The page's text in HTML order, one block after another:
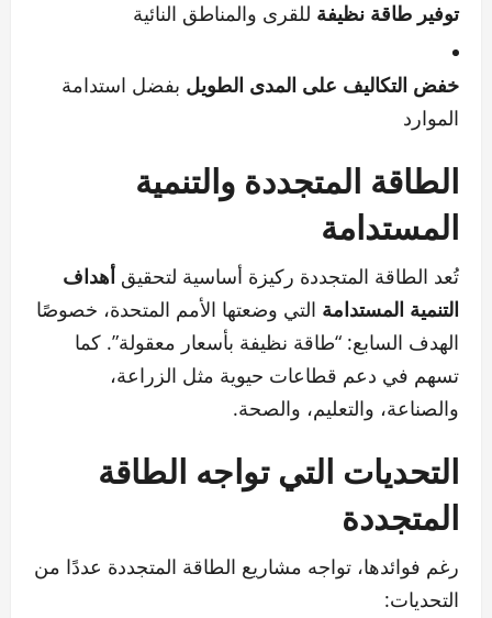
توفير طاقة نظيفة للقرى والمناطق النائية
خفض التكاليف على المدى الطويل بفضل استدامة
الموارد
الطاقة المتجددة والتنمية
المستدامة
تُعد الطاقة المتجددة ركيزة أساسية لتحقيق أهداف
التنمية المستدامة التي وضعتها الأمم المتحدة، خصوصًا
الهدف السابع: “طاقة نظيفة بأسعار معقولة”. كما
تسهم في دعم قطاعات حيوية مثل الزراعة،
والصناعة، والتعليم، والصحة.
التحديات التي تواجه الطاقة
المتجددة
رغم فوائدها، تواجه مشاريع الطاقة المتجددة عددًا من
التحديات: